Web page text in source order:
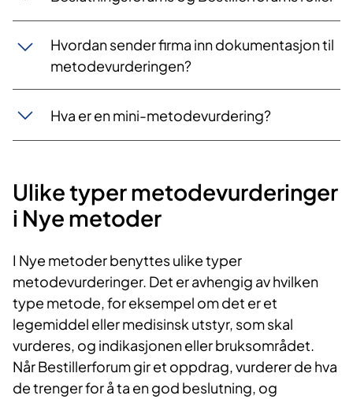
Hvordan sender firma inn dokumentasjon til
metodevurderingen?
Hva er en mini-metodevurdering?
Ulike typer metodevurderinger
i Nye metoder
I Nye metoder benyttes ulike typer
metodevurderinger. Det er avhengig av hvilken
type metode, for eksempel om det er et
legemiddel eller medisinsk utstyr, som skal
vurderes, og indikasjonen eller bruksområdet.
Når Bestillerforum gir et oppdrag, vurderer de hva
de trenger for å ta en god beslutning, og